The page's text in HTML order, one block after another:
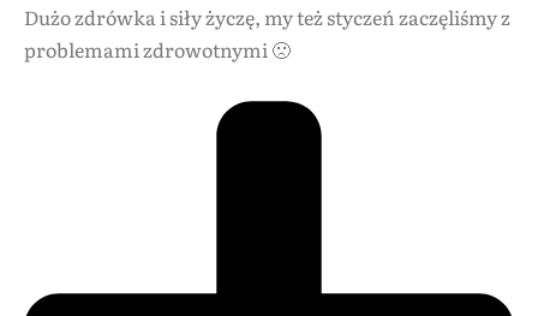
Dużo zdrówka i siły życzę, my też styczeń zaczęliśmy z
problemami zdrowotnymi 🙁